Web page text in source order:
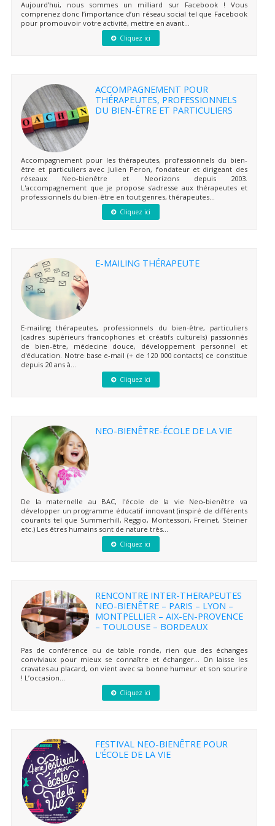
Aujourd’hui, nous sommes un milliard sur Facebook ! Vous
comprenez donc l’importance d’un réseau social tel que Facebook
pour promouvoir votre activité, mettre en avant...
Cliquez ici
ACCOMPAGNEMENT POUR
THÉRAPEUTES, PROFESSIONNELS
DU BIEN-ÊTRE ET PARTICULIERS
Accompagnement pour les thérapeutes, professionnels du bien-
être et particuliers avec Julien Peron, fondateur et dirigeant des
réseaux Neo-bienêtre et Neorizons depuis 2003.
L'accompagnement que je propose s'adresse aux thérapeutes et
professionnels du bien-être en tout genres, thérapeutes...
Cliquez ici
E-MAILING THÉRAPEUTE
E-mailing thérapeutes, professionnels du bien-être, particuliers
(cadres supérieurs francophones et créatifs culturels) passionnés
de bien-être, médecine douce, développement personnel et
d'éducation. Notre base e-mail (+ de 120 000 contacts) ce constitue
depuis 20 ans à...
Cliquez ici
NEO-BIENÊTRE-ÉCOLE DE LA VIE
De la maternelle au BAC, l'école de la vie Neo-bienêtre va
développer un programme éducatif innovant (inspiré de différents
courants tel que Summerhill, Reggio, Montessori, Freinet, Steiner
etc.) Les êtres humains sont de nature très...
Cliquez ici
RENCONTRE INTER-THERAPEUTES
NEO-BIENÊTRE – PARIS – LYON –
MONTPELLIER – AIX-EN-PROVENCE
– TOULOUSE – BORDEAUX
Pas de conférence ou de table ronde, rien que des échanges
conviviaux pour mieux se connaître et échanger… On laisse les
cravates au placard, on vient avec sa bonne humeur et son sourire
! L’occasion...
Cliquez ici
FESTIVAL NEO-BIENÊTRE POUR
L’ÉCOLE DE LA VIE